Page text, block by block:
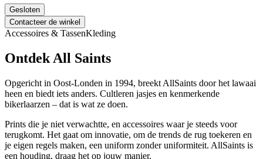
Gesloten
Contacteer de winkel
Accessoires & TassenKleding
Ontdek All Saints
Opgericht in Oost-Londen in 1994, breekt AllSaints door het lawaai
heen en biedt iets anders. Cultleren jasjes en kenmerkende
bikerlaarzen – dat is wat ze doen.
Prints die je niet verwachtte, en accessoires waar je steeds voor
terugkomt. Het gaat om innovatie, om de trends de rug toekeren en
je eigen regels maken, een uniform zonder uniformiteit. AllSaints is
een houding, draag het op jouw manier.